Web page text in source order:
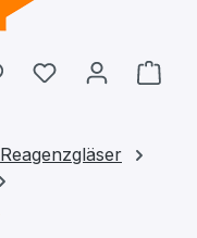
Du hast 0
Reagenzgläser